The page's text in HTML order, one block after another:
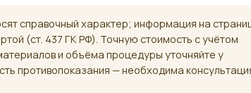
справочный характер; информация на
(ст. 437 ГК РФ). Точную стоимость с учётом
и объёма процедуры уточняйте у
противопоказания — необходима